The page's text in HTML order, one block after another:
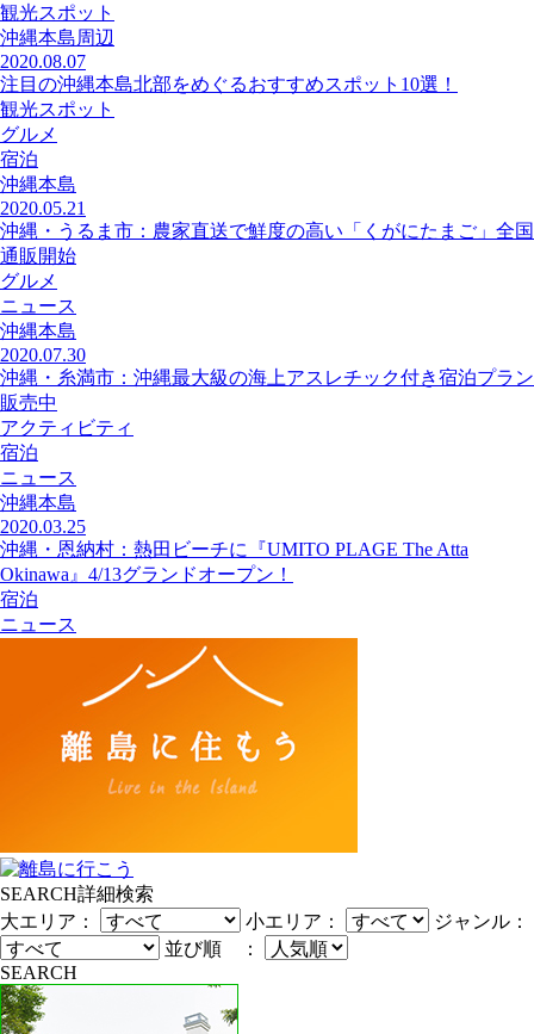
観光スポット
沖縄本島周辺
2020.08.07
注目の沖縄本島北部をめぐるおすすめスポット10選！
観光スポット
グルメ
宿泊
沖縄本島
2020.05.21
沖縄・うるま市：農家直送で鮮度の高い「くがにたまご」全国
通販開始
グルメ
ニュース
沖縄本島
2020.07.30
沖縄・糸満市：沖縄最大級の海上アスレチック付き宿泊プラン
販売中
アクティビティ
宿泊
ニュース
沖縄本島
2020.03.25
沖縄・恩納村：熱田ビーチに『UMITO PLAGE The Atta
Okinawa』4/13グランドオープン！
宿泊
ニュース
SEARCH詳細検索
大エリア：
小エリア：
ジャンル：
並び順 ：
SEARCH